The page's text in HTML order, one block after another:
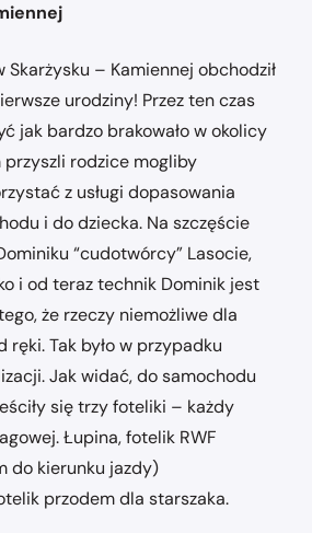
Skarżysku – Kamiennej obchodził
urodziny! Przez ten czas
jak bardzo brakowało w okolicy
rodzice mogliby
z usługi dopasowania
i do dziecka. Na szczęście
“cudotwórcy” Lasocie,
i od teraz technik Dominik jest
że rzeczy niemożliwe dla
ręki. Tak było w przypadku
Jak widać, do samochodu
się trzy foteliki – każdy
Łupina, fotelik RWF
do kierunku jazdy)
przodem dla starszaka.